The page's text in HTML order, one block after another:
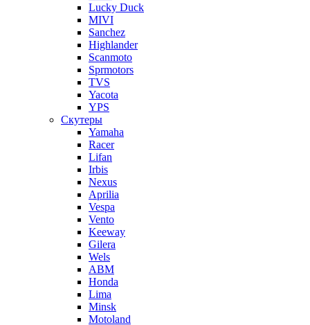
Lucky Duck
MIVI
Sanchez
Highlander
Scanmoto
Sprmotors
TVS
Yacota
YPS
Скутеры
Yamaha
Racer
Lifan
Irbis
Nexus
Aprilia
Vespa
Vento
Keeway
Gilera
Wels
ABM
Honda
Lima
Minsk
Motoland